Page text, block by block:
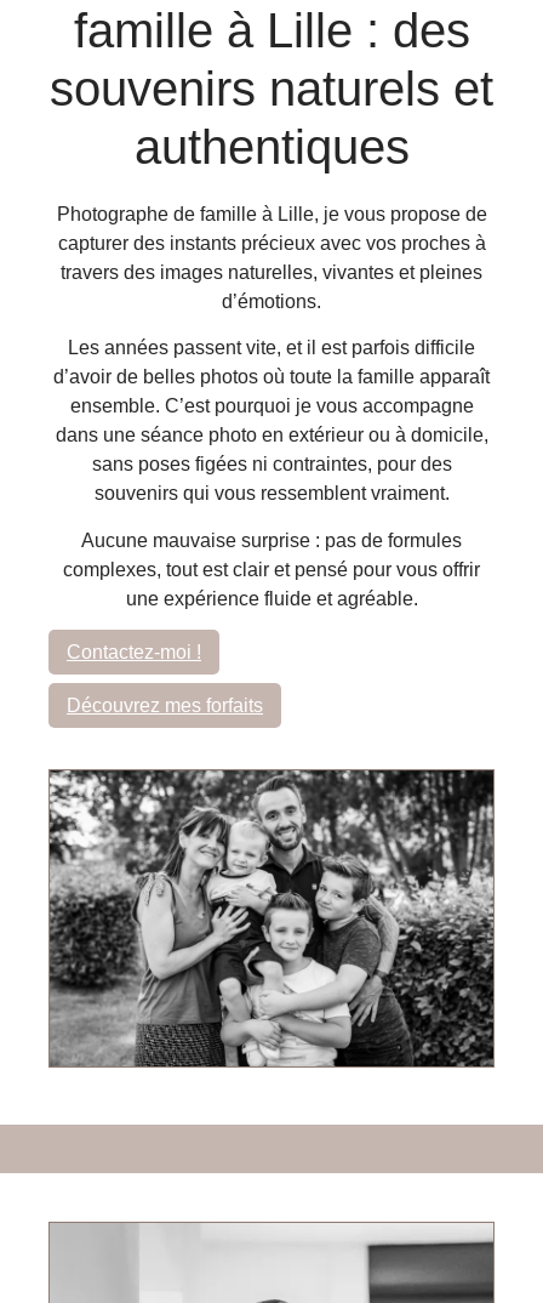
famille à Lille : des
souvenirs naturels et
authentiques
Photographe de famille à Lille, je vous propose de
capturer des instants précieux avec vos proches à
travers des images naturelles, vivantes et pleines
d’émotions.
Les années passent vite, et il est parfois difficile
d’avoir de belles photos où toute la famille apparaît
ensemble. C’est pourquoi je vous accompagne
dans une séance photo en extérieur ou à domicile,
sans poses figées ni contraintes, pour des
souvenirs qui vous ressemblent vraiment.
Aucune mauvaise surprise : pas de formules
complexes, tout est clair et pensé pour vous offrir
une expérience fluide et agréable.
Contactez-moi !
Découvrez mes forfaits